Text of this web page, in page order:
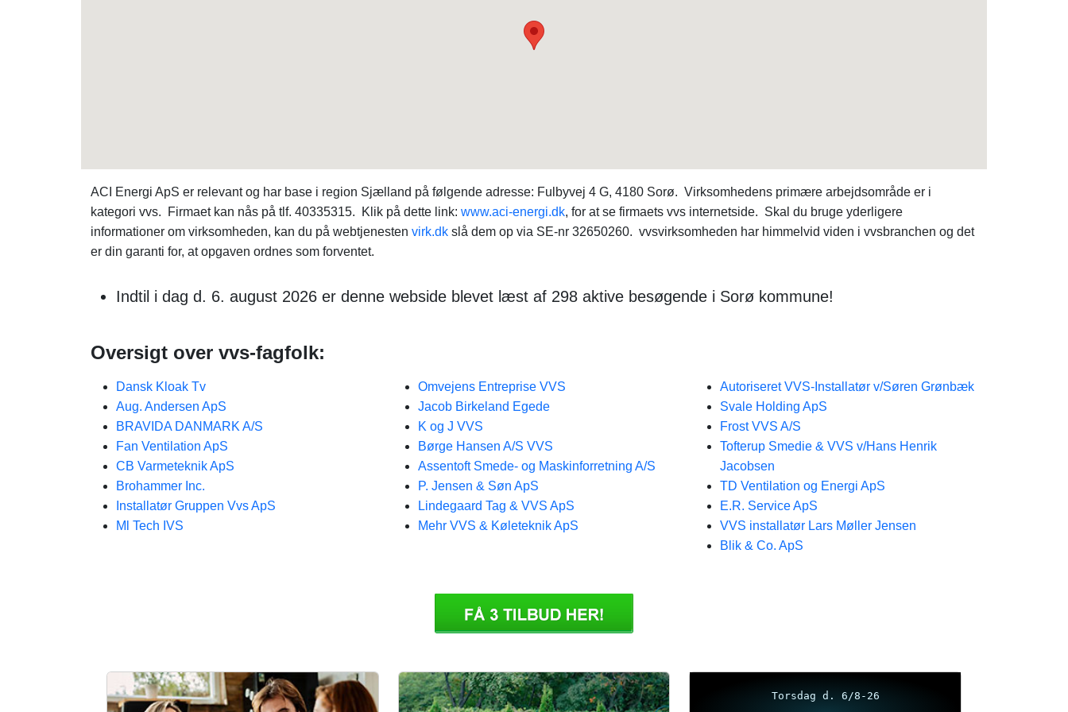
ACI Energi ApS er relevant og har base i region Sjælland på følgende adresse: Fulbyvej 4 G, 4180 Sorø. Virksomhedens primære arbejdsområde er i
kategori vvs. Firmaet kan nås på tlf. 40335315. Klik på dette link: www.aci-energi.dk, for at se firmaets vvs internetside. Skal du bruge yderligere
informationer om virksomheden, kan du på webtjenesten virk.dk slå dem op via SE-nr 32650260. vvsvirksomheden har himmelvid viden i vvsbranchen og det
er din garanti for, at opgaven ordnes som forventet.
Indtil i dag d. 6. august 2026 er denne webside blevet læst af 298 aktive besøgende i Sorø kommune!
Oversigt over vvs-fagfolk:
Dansk Kloak Tv
Aug. Andersen ApS
BRAVIDA DANMARK A/S
Fan Ventilation ApS
CB Varmeteknik ApS
Brohammer Inc.
Installatør Gruppen Vvs ApS
Ml Tech IVS
Omvejens Entreprise VVS
Jacob Birkeland Egede
K og J VVS
Børge Hansen A/S VVS
Assentoft Smede- og Maskinforretning A/S
P. Jensen & Søn ApS
Lindegaard Tag & VVS ApS
Mehr VVS & Køleteknik ApS
Autoriseret VVS-Installatør v/Søren Grønbæk
Svale Holding ApS
Frost VVS A/S
Tofterup Smedie & VVS v/Hans Henrik
Jacobsen
TD Ventilation og Energi ApS
E.R. Service ApS
VVS installatør Lars Møller Jensen
Blik & Co. ApS
Torsdag d. 6/8-26